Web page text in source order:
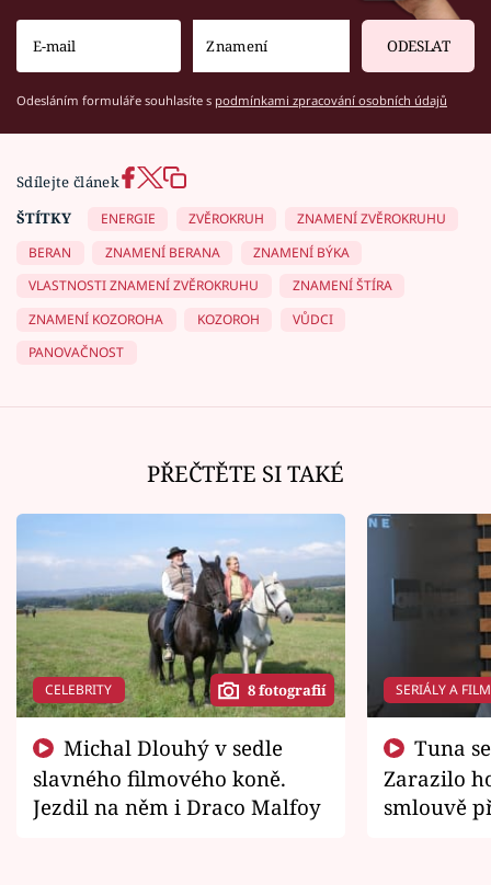
ODESLAT
Odesláním formuláře souhlasíte s podmínkami zpracování osobních údajů
Sdílejte článek
ŠTÍTKY
ENERGIE ZVĚROKRUH
ZNAMENÍ ZVĚROKRUHU
BERAN
ZNAMENÍ BERANA
ZNAMENÍ BÝKA
VLASTNOSTI ZNAMENÍ ZVĚROKRUHU
ZNAMENÍ ŠTÍRA
ZNAMENÍ KOZOROHA
KOZOROH
VŮDCI
PANOVAČNOST
PŘEČTĚTE SI TAKÉ
CELEBRITY 8 fotografií
slavného filmového koně.
Jezdil na něm i Draco Malfoy
SERIÁLY A
Zarazilo
smlouvě